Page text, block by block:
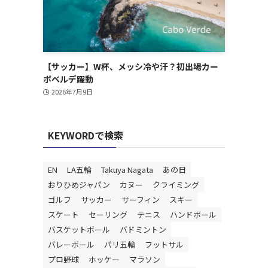
【サッカー】W杯、メッシ冷や汗？初出場カー
ボベルデ躍動
2026年7月9日
KEYWORDで検索
EN LA五輪 Takuya Nagata
あの日
おりひめジャパン
カヌー
クライミング
ゴルフ
サッカー サーフィン
スキー
スケート
セーリング テニス
ハンドボール
バスケットボール
バドミントン
バレーボール
パリ五輪
フットサル
プロ野球
ホッケー マラソン